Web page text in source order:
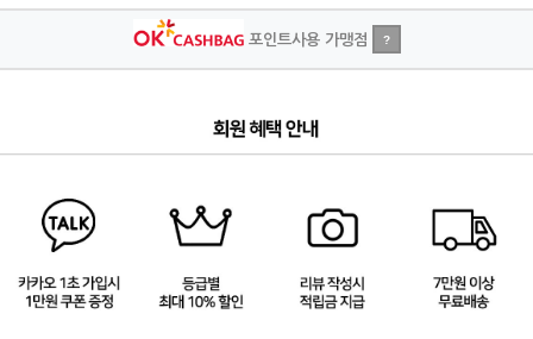
포인트사용 가맹점 ?